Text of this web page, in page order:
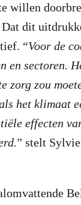
willen
dit
“Voor de
en sectoren.
zorg zou
het klimaat
effecten
” stelt